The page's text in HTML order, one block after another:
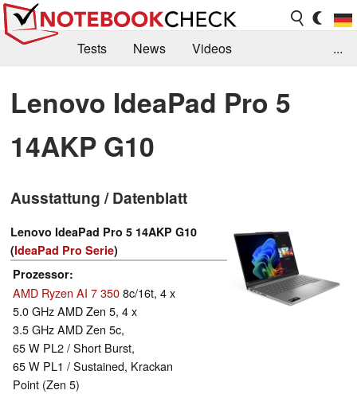
Tests News
Videos
Kaufberatung
Deals Suche
Jobs
Forum
...
Lenovo IdeaPad Pro 5
14AKP G10
Ausstattung / Datenblatt
Lenovo IdeaPad Pro 5 14AKP G10
(IdeaPad Pro Serie)
Prozessor
AMD Ryzen AI 7 3508c/16t, 4 x
5.0 GHz AMD Zen 5, 4 x
3.5 GHz AMD Zen 5c,
65 W PL2 / Short Burst,
65 W PL1 / Sustained, Krackan
Point (Zen 5)